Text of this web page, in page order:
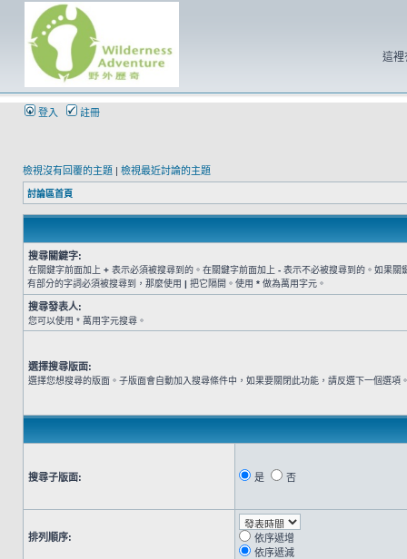
這裡
登入 註冊
檢視沒有回覆的主題 | 檢視最近討論的主題
討論區首頁
搜尋關鍵字:
在關鍵字前面加上 + 表示必須被搜尋到的。在關鍵字前面加上 - 表示不必被搜尋到的。如果關
有部分的字詞必須被搜尋到，那麼使用 | 把它隔開。使用 * 做為萬用字元。
搜尋發表人:
您可以使用 * 萬用字元搜尋。
選擇搜尋版面:
選擇您想搜尋的版面。子版面會自動加入搜尋條件中，如果要關閉此功能，請反選下一個選項
搜尋子版面: 是 否
排列順序:
依序遞增
依序遞減